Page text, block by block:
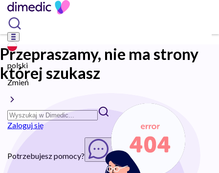
polski
Zmień
Zaloguj się
Potrzebujesz pomocy? Rozpocznij chat
Przepraszamy, nie ma strony
której szukasz